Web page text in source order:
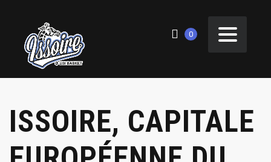
0
ISSOIRE, CAPITALE